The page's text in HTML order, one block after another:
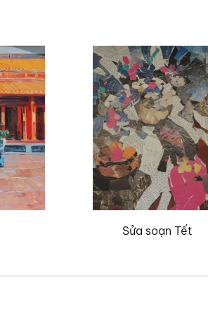
Sửa soạn Tết